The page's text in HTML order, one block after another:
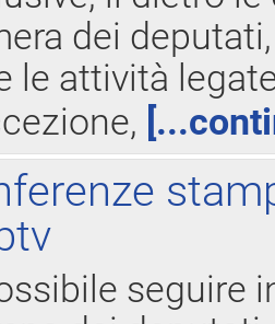
dei
le attività
seguire